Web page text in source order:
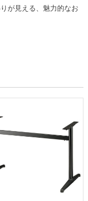
が見える、魅力的なお